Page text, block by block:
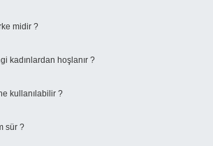
midir ?
kadınlardan hoşlanır ?
kullanılabilir ?
sür ?